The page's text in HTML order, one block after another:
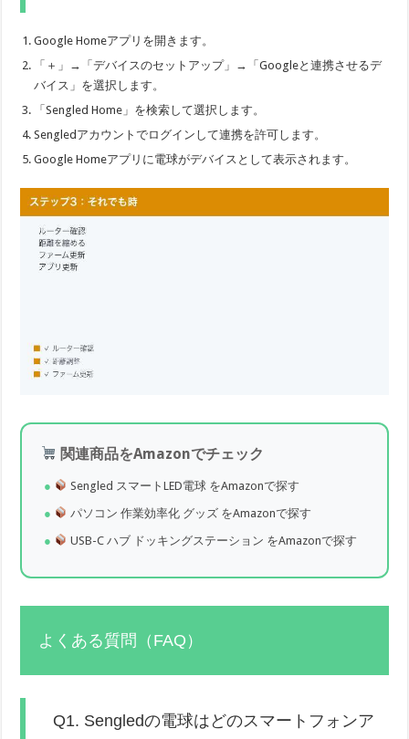
Google Homeアプリを開きます。
「＋」→「デバイスのセットアップ」→「Googleと連携させるデ
バイス」を選択します。
「Sengled Home」を検索して選択します。
Sengledアカウントでログインして連携を許可します。
Google Homeアプリに電球がデバイスとして表示されます。
関連商品をAmazonでチェック
Sengled スマートLED電球 をAmazonで探す
パソコン 作業効率化 グッズ をAmazonで探す
USB-C ハブ ドッキングステーション をAmazonで探す
よくある質問（FAQ）
Q1. Sengledの電球はどのスマートフォンア